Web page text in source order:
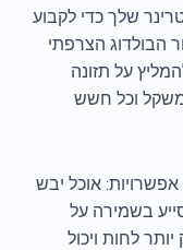
שלך כדי לקבוע
הבולדוג הצרפתי
על תזונה
וכל חשש
אוכל יבש
בשמירה על
לחות ויכול